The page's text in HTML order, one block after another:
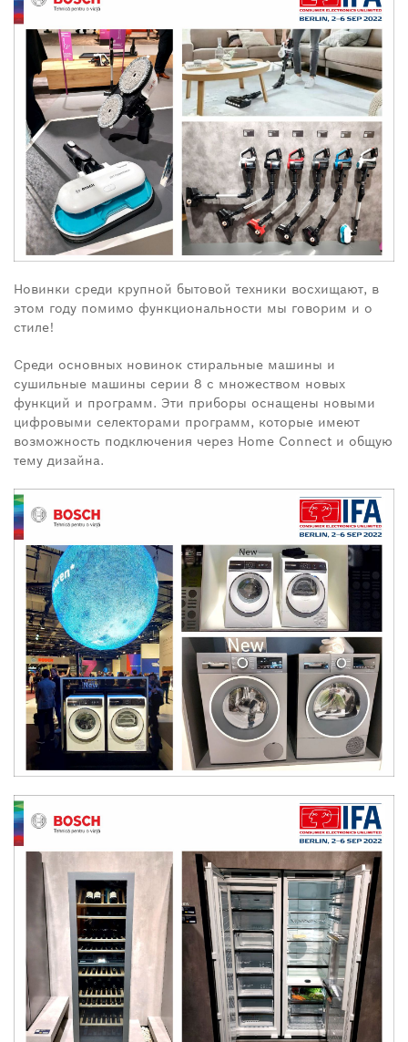
Новинки среди крупной бытовой техники восхищают, в
этом году помимо функциональности мы говорим и о
стиле!
Среди основных новинок стиральные машины и
сушильные машины серии 8 с множеством новых
функций и программ. Эти приборы оснащены новыми
цифровыми селекторами программ, которые имеют
возможность подключения через Home Connect и общую
тему дизайна.